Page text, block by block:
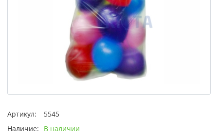
Артикул:
5545
Наличие:
В наличии